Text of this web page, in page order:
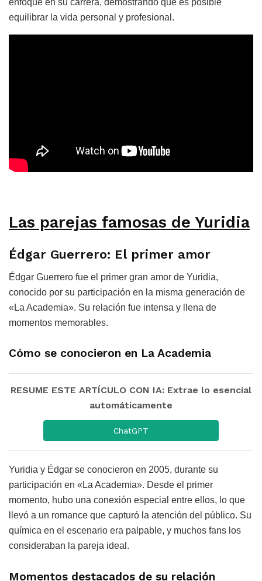
equilibrar la vida personal y profesional.
Las parejas famosas de Yuridia
Édgar Guerrero: El primer amor
Édgar Guerrero fue el primer gran amor de Yuridia,
conocido por su participación en la misma generación de
«La Academia». Su relación fue intensa y llena de
momentos memorables.
Cómo se conocieron en La Academia
RESUME ESTE ARTÍCULO CON IA: Extrae lo esencial
automáticamente
ChatGPT
Yuridia y Édgar se conocieron en 2005, durante su
participación en «La Academia». Desde el primer
momento, hubo una conexión especial entre ellos, lo que
llevó a un romance que capturó la atención del público. Su
química en el escenario era palpable, y muchos fans los
consideraban la pareja ideal.
Momentos destacados de su relación